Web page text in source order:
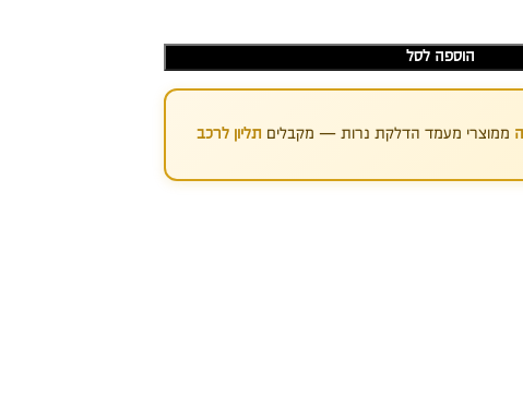
הוספה לסל
ממוצרי מעמד הדלקת נרות — מקבלים תליון לרכב